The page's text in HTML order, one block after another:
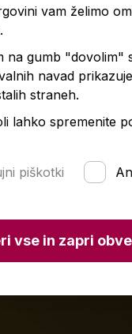
Pravi zanjo
vam želimo
na gumb "dovolim"
navad
straneh.
lahko spremenite
piškotki
vse in zapri